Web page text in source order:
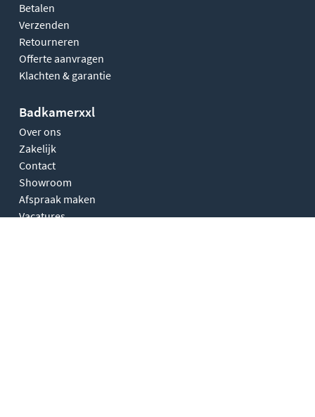
Betalen
Verzenden
Retourneren
Offerte aanvragen
Klachten & garantie
Badkamerxxl
Over ons
Zakelijk
Contact
Showroom
Afspraak maken
Vacatures